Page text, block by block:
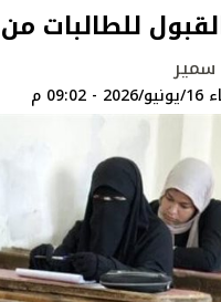
للطالبات من 400
سمير
م